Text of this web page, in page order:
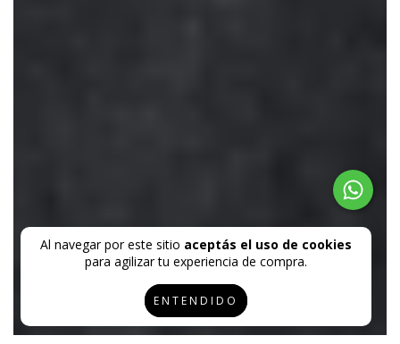
Al navegar por este sitio aceptás el uso de cookies
para agilizar tu experiencia de compra.
ENTENDIDO